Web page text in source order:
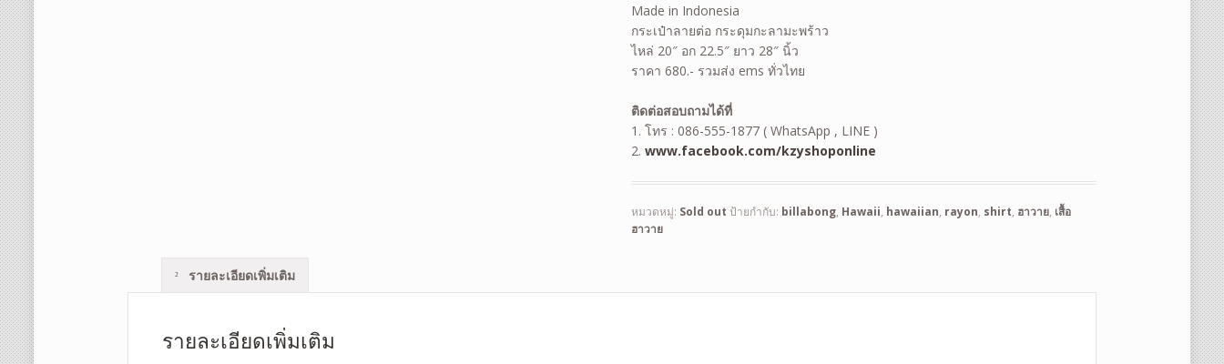
Made in Indonesia
กระเป๋าลายต่อ กระดุมกะลามะพร้าว
ไหล่ 20″ อก 22.5″ ยาว 28″ นิ้ว
ราคา 680.- รวมส่ง ems ทั่วไทย
ติดต่อสอบถามได้ที่
1. โทร : 086-555-1877 ( WhatsApp , LINE )
2.www.facebook.com/kzyshoponline
หมวดหมู่: Sold out ป้ายกำกับ: billabong, Hawaii, hawaiian, rayon, shirt, ฮาวาย, เสื้อ
ฮาวาย
รายละเอียดเพิ่มเติม
รายละเอียดเพิ่มเติม